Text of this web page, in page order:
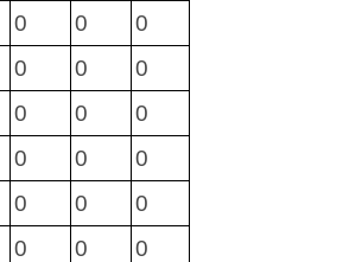
0 0
0
0 0
0
0 0
0
0 0
0
0 0
0
0 0 0